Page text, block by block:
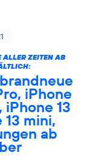
ALLER ZEITEN AB
iPhone
iPhone 13
mini,
ab